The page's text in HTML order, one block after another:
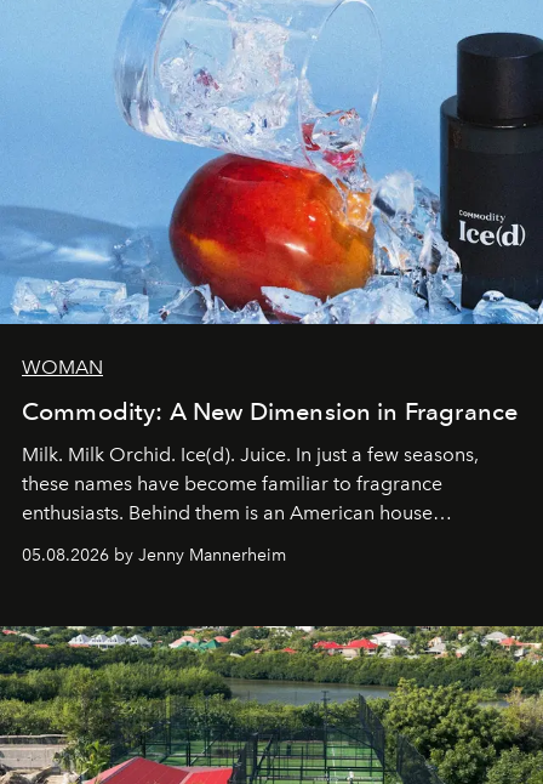
WOMAN
Commodity: A New Dimension in Fragrance
Milk. Milk Orchid. Ice(d). Juice. In just a few seasons,
these names have become familiar to fragrance
enthusiasts. Behind them is an American house
redefining the codes of contemporary perfumery with
an approach that is as intuitive as it is personal:
05.08.2026 by Jenny Mannerheim